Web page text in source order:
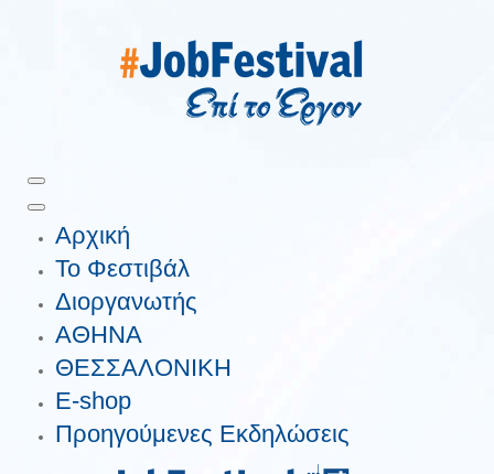
Αρχική
Το Φεστιβάλ
Διοργανωτής
ΑΘΗΝΑ
ΘΕΣΣΑΛΟΝΙΚΗ
E-shop
Προηγούμενες Εκδηλώσεις